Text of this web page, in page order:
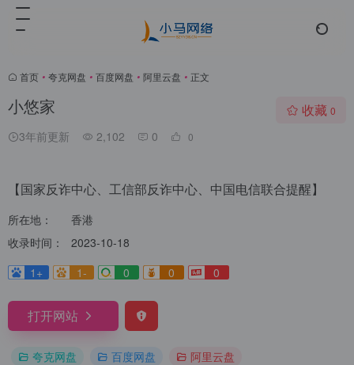
首页 • 夸克网盘 • 百度网盘 • 阿里云盘 • 正文
小悠家
3年前更新 2,102 0 0
收藏 0
【国家反诈中心、工信部反诈中心、中国电信联合提醒】
所在地：
香港
收录时间：
2023-10-18
1+
1- 0 0 0
打开网站
夸克网盘 百度网盘 阿里云盘